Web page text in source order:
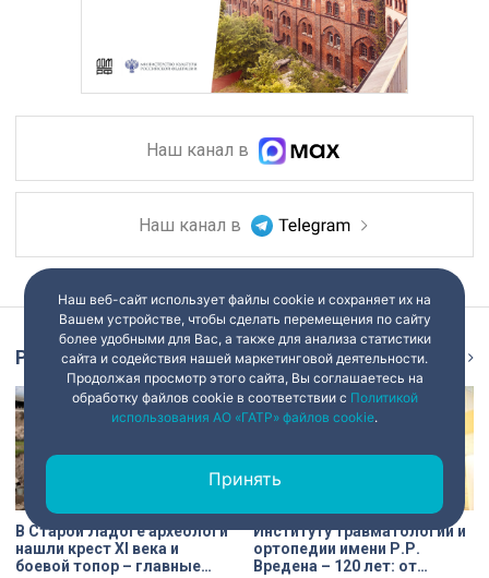
Наш канал в
Наш канал в
Репортаж
В Старой Ладоге археологи
нашли крест XI века и
боевой топор – главные
Институту травматологии и
ортопедии имени Р.Р.
Вредена – 120 лет: от
Наш веб-сайт использует файлы cookie и сохраняет их на
Вашем устройстве, чтобы сделать перемещения по сайту
более удобными для Вас, а также для анализа статистики
сайта и содействия нашей маркетинговой деятельности.
Продолжая просмотр этого сайта, Вы соглашаетесь на
обработку файлов cookie в соответствии с Политикой
использования АО «ГАТР» файлов cookie.
Принять